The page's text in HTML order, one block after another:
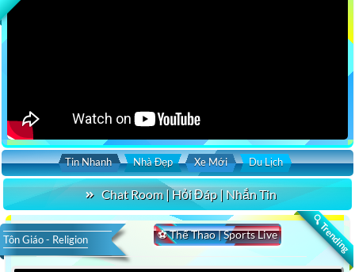
Tin Nhanh Nhà Đẹp Xe Mới Du Lịch
Chat Room | Hỏi Đáp | Nhắn Tin
🔍 Trending
⚽ Thể Thao | Sports Live
Tôn Giáo - Religion